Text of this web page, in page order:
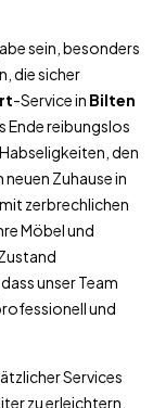
sein, besonders
die sicher
-Service in Bilten
Ende reibungslos
den
Zuhause in
zerbrechlichen
Möbel und
unser Team
und
Services
zu erleichtern.